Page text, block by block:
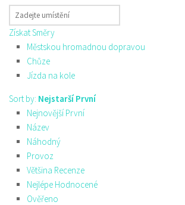
Získat Směry
Městskou hromadnou dopravou
Chůze
Jízda na kole
Sort by: Nejstarší První
Nejnovější První
Název
Náhodný
Provoz
Většina Recenze
Nejlépe Hodnocené
Ověřeno